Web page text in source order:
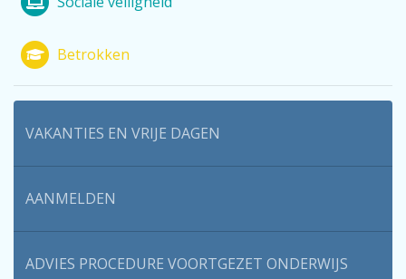
Betrokken
VAKANTIES EN VRIJE DAGEN
AANMELDEN
ADVIES PROCEDURE VOORTGEZET ONDERWIJS